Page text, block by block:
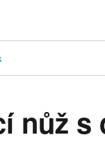
nůž s